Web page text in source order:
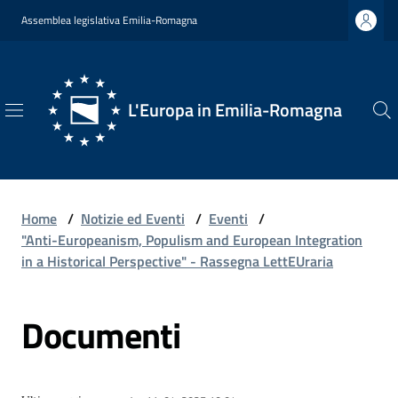
Vai al contenuto
Vai alla navigazione
Vai al footer
Assemblea legislativa Emilia-Romagna
L'Europa in Emilia-Romagna
L'Europa
Romagna
Siamo
Home / Notizie ed Eventi / Eventi /
"Anti-Europeanism, Populism and European Integration
in a Historical Perspective" - Rassegna LettEUraria
Documenti